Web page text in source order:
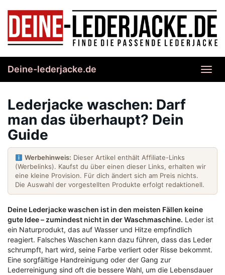
content
Deine-lederjacke.de
Lederjacke waschen: Darf
man das überhaupt? Dein
Guide
Werbehinweis: Dieser Artikel enthält Affiliate-Links
(Werbelinks). Kaufst du über einen dieser Links, erhalten wir
eine kleine Provision. Für dich ändert sich am Preis nichts.
Die Auswahl der vorgestellten Produkte erfolgt redaktionell.
Deine Lederjacke waschen ist in den meisten Fällen keine
gute Idee – zumindest nicht in der Waschmaschine. Leder ist
ein Naturprodukt, das auf Wasser und Hitze empfindlich
reagiert. Falsches Waschen kann dazu führen, dass das Leder
schrumpft, hart wird, seine Farbe verliert oder Risse bekommt.
Eine sorgfältige Handreinigung oder der Gang zur
Lederreinigung sind oft die bessere Wahl, um die Lebensdauer